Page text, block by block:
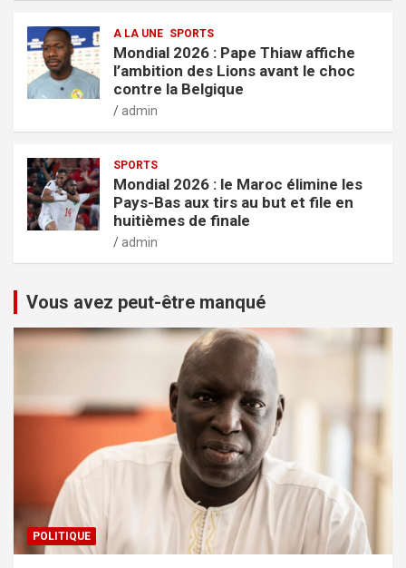
A LA UNE SPORTS
Mondial 2026 : Pape Thiaw affiche
l’ambition des Lions avant le choc
contre la Belgique
admin
SPORTS
Mondial 2026 : le Maroc élimine les
Pays-Bas aux tirs au but et file en
huitièmes de finale
admin
Vous avez peut-être manqué
POLITIQUE